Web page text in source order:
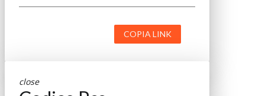
COPIA LINK
close